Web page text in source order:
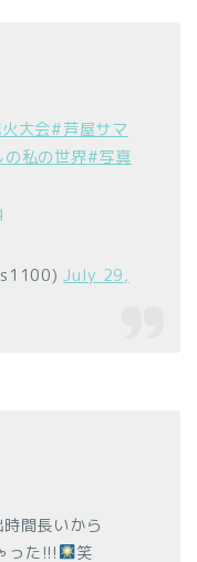
大会#芦屋サマ
私の世界#写真
July 29,
間長いから
った!!!
笑